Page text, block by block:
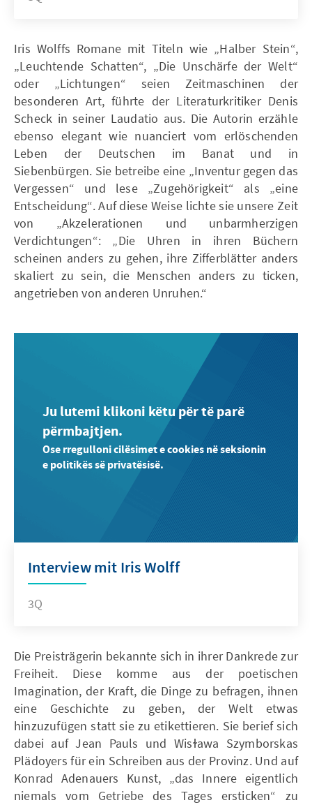
Iris Wolffs Romane mit Titeln wie „Halber Stein“,
„Leuchtende Schatten“, „Die Unschärfe der Welt“
oder „Lichtungen“ seien Zeitmaschinen der
besonderen Art, führte der Literaturkritiker Denis
Scheck in seiner Laudatio aus. Die Autorin erzähle
ebenso elegant wie nuanciert vom erlöschenden
Leben der Deutschen im Banat und in
Siebenbürgen. Sie betreibe eine „Inventur gegen das
Vergessen“ und lese „Zugehörigkeit“ als „eine
Entscheidung“. Auf diese Weise lichte sie unsere Zeit
von „Akzelerationen und unbarmherzigen
Verdichtungen“: „Die Uhren in ihren Büchern
scheinen anders zu gehen, ihre Zifferblätter anders
skaliert zu sein, die Menschen anders zu ticken,
angetrieben von anderen Unruhen.“
Ju lutemi klikoni këtu për të parë
përmbajtjen.
Ose rregulloni cilësimet e cookies në seksionin
e politikës së privatësisë.
Interview mit Iris Wolff
3Q
Die Preisträgerin bekannte sich in ihrer Dankrede zur
Freiheit. Diese komme aus der poetischen
Imagination, der Kraft, die Dinge zu befragen, ihnen
eine Geschichte zu geben, der Welt etwas
hinzuzufügen statt sie zu etikettieren. Sie berief sich
dabei auf Jean Pauls und Wisɫawa Szymborskas
Plädoyers für ein Schreiben aus der Provinz. Und auf
Konrad Adenauers Kunst, „das Innere eigentlich
niemals vom Getriebe des Tages ersticken“ zu